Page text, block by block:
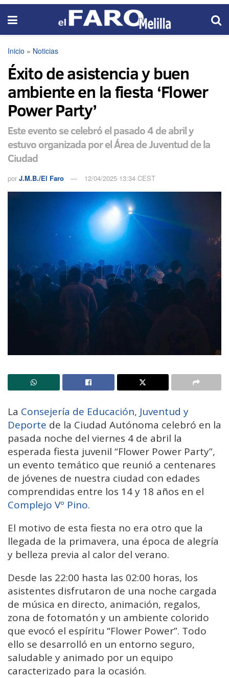
Inicio » Noticias
Éxito de asistencia y buen
ambiente en la fiesta ‘Flower
Power Party’
Este evento se celebró el pasado 4 de abril y
estuvo organizada por el Área de Juventud de la
Ciudad
por J.M.B./El Faro 12/04/2025 13:34 CEST
La Consejería de Educación, Juventud y
Deporte de la Ciudad Autónoma celebró en la
pasada noche del viernes 4 de abril la
esperada fiesta juvenil “Flower Power Party”,
un evento temático que reunió a centenares
de jóvenes de nuestra ciudad con edades
comprendidas entre los 14 y 18 años en el
Complejo Vº Pino.
El motivo de esta fiesta no era otro que la
llegada de la primavera, una época de alegría
y belleza previa al calor del verano.
Desde las 22:00 hasta las 02:00 horas, los
asistentes disfrutaron de una noche cargada
de música en directo, animación, regalos,
zona de fotomatón y un ambiente colorido
que evocó el espíritu “Flower Power”. Todo
ello se desarrolló en un entorno seguro,
saludable y animado por un equipo
caracterizado para la ocasión.